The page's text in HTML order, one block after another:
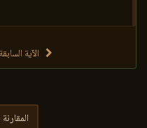
الآية السابقة